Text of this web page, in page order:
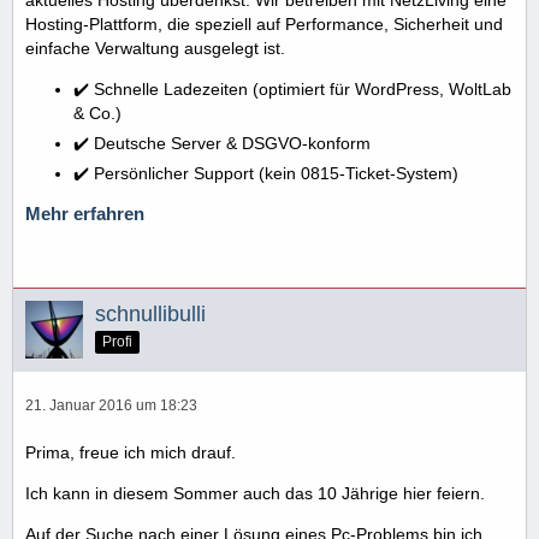
Hosting-Plattform, die speziell auf Performance, Sicherheit und
einfache Verwaltung ausgelegt ist.
✔️ Schnelle Ladezeiten (optimiert für WordPress, WoltLab
& Co.)
✔️ Deutsche Server & DSGVO-konform
✔️ Persönlicher Support (kein 0815-Ticket-System)
Mehr erfahren
schnullibulli
Profi
21. Januar 2016 um 18:23
Prima, freue ich mich drauf.
Ich kann in diesem Sommer auch das 10 Jährige hier feiern.
Auf der Suche nach einer Lösung eines Pc-Problems bin ich